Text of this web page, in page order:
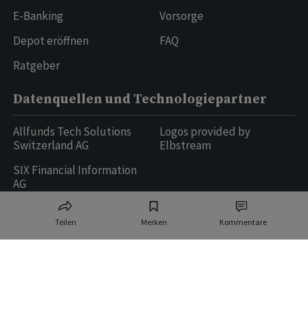
Teilen Merken Kommentare
E-Banking
Depot eröffnen
Ratgeber
Vorsorge
FAQ
Datenquellen und Technologiepartner
Allfunds Tech Solutions
Switzerland AG
SIX Financial Information
AG
Logos provided by
Elbstream